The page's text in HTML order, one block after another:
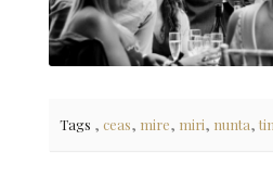
Tags , ceas, mire, miri, nunta,